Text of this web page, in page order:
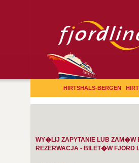
HIRTSHALS-BERGEN
WY�LIJ ZAPYTANIE LUB ZAM�W
REZERWACJA - BILET�W FJORD